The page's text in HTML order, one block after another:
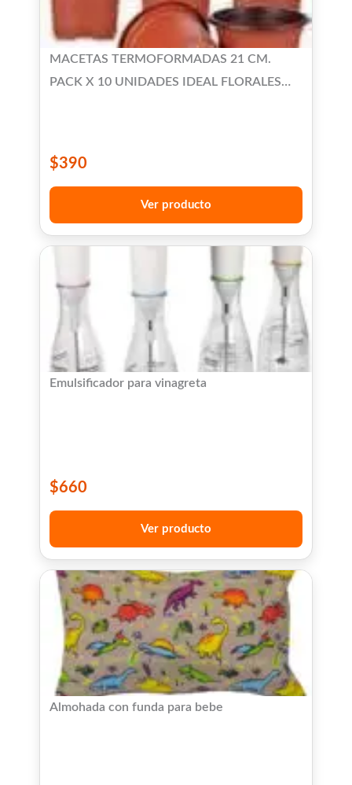
MACETAS TERMOFORMADAS 21 CM.
PACK X 10 UNIDADES IDEAL FLORALES
$390
Ver producto
Emulsificador para vinagreta
$660
Ver producto
Almohada con funda para bebe